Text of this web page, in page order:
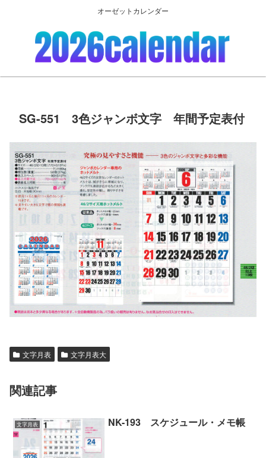
オーゼットカレンダー
SG-551 3色ジャンボ文字 年間予定表付
文字月表 文字月表大
関連記事
文字月表 NK-193 スケジュール・メモ帳